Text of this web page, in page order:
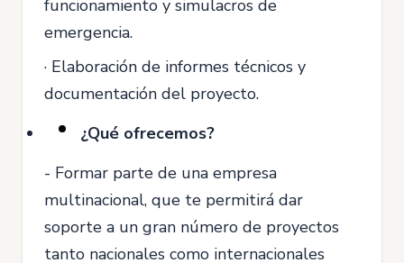
funcionamiento y simulacros de
emergencia.
· Elaboración de informes técnicos y
documentación del proyecto.
¿Qué ofrecemos?
- Formar parte de una empresa
multinacional, que te permitirá dar
soporte a un gran número de proyectos
tanto nacionales como internacionales